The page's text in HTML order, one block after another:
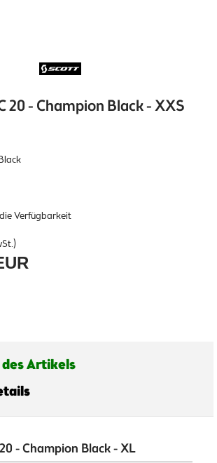
20 - Champion Black - XXS
Verfügbarkeit
Artikels
- Champion Black - XL